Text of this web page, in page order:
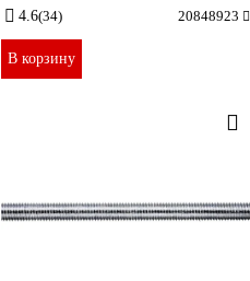
4.6(34) 20848923
В корзину